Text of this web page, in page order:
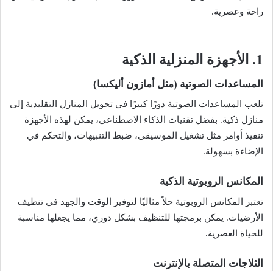
راحة وعصرية.
1. الأجهزة المنزلية الذكية
المساعدات الصوتية (مثل أمازون أليكسا)
تلعب المساعدات الصوتية دورًا كبيرًا في تحويل المنازل التقليدية إلى
منازل ذكية. بفضل تقنيات الذكاء الاصطناعي، يمكن لهذه الأجهزة
تنفيذ أوامر مثل تشغيل الموسيقى، ضبط التنبيهات، والتحكم في
الإضاءة بسهولة.
المكانس الروبوتية الذكية
تعتبر المكانس الروبوتية حلاً مثاليًا لتوفير الوقت والجهد في تنظيف
الأرضيات. يمكن برمجتها للتنظيف بشكل دوري، مما يجعلها مناسبة
للحياة العصرية.
الثلاجات المتصلة بالإنترنت